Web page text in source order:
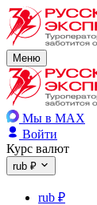
Меню
Мы в MAX
Войти
Курс валют
rub ₽
rub ₽